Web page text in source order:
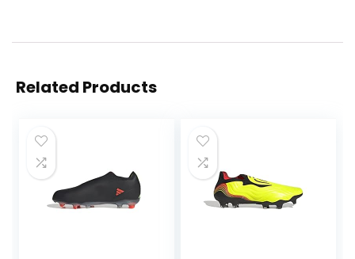
Related Products